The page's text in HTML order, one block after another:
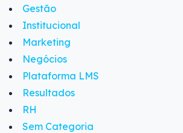
Gestão
Institucional
Marketing
Negócios
Plataforma LMS
Resultados
RH
Sem Categoria